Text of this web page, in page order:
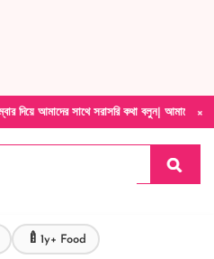
×
সরাসরি কথা বলুন| আমাদের যেকোনো পণ্য
🍼 1y+ Food